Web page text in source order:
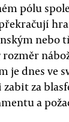
pólu
nebo
je dnes ve
zabit za
a